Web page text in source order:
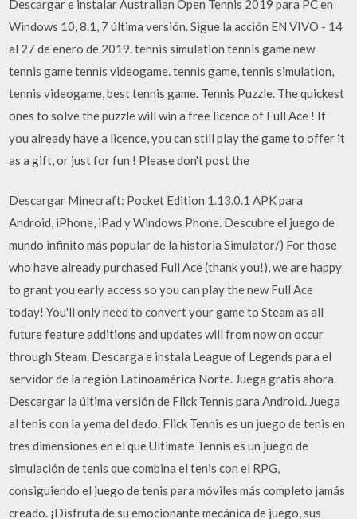
Descargar e instalar Australian Open Tennis 2019 para PC en
Windows 10, 8.1, 7 última versión. Sigue la acción EN VIVO - 14
al 27 de enero de 2019. tennis simulation tennis game new
tennis game tennis videogame. tennis game, tennis simulation,
tennis videogame, best tennis game. Tennis Puzzle. The quickest
ones to solve the puzzle will win a free licence of Full Ace ! If
you already have a licence, you can still play the game to offer it
as a gift, or just for fun ! Please don't post the
Descargar Minecraft: Pocket Edition 1.13.0.1 APK para
Android, iPhone, iPad y Windows Phone. Descubre el juego de
mundo infinito más popular de la historia Simulator/) For those
who have already purchased Full Ace (thank you!), we are happy
to grant you early access so you can play the new Full Ace
today! You'll only need to convert your game to Steam as all
future feature additions and updates will from now on occur
through Steam. Descarga e instala League of Legends para el
servidor de la región Latinoamérica Norte. Juega gratis ahora.
Descargar la última versión de Flick Tennis para Android. Juega
al tenis con la yema del dedo. Flick Tennis es un juego de tenis en
tres dimensiones en el que Ultimate Tennis es un juego de
simulación de tenis que combina el tenis con el RPG,
consiguiendo el juego de tenis para móviles más completo jamás
creado. ¡Disfruta de su emocionante mecánica de juego, sus